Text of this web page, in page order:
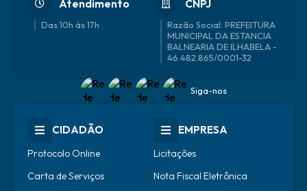
Atendimento
Das 10h às 17h
CNPJ
46.482.865/0001-32
Siga-nos
CIDADÃO
Protocolo Online
Carta de Serviços
EMPRESA
Licitações
Nota Fiscal Eletrônica